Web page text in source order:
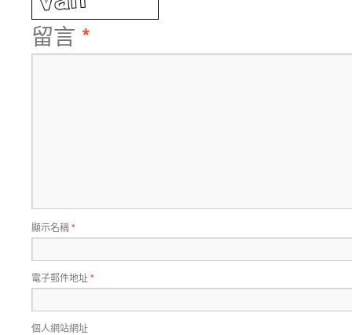
留言 *
顯示名稱*
電子郵件地址*
個人網站網址